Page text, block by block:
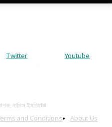
Twitter Youtube
নাফিস ইমতিয়াজ
and Conditions
About Us